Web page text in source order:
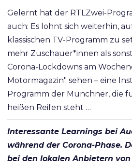
Gelernt hat der RTLZwei-
auch: Es lohnt sich weiterhin,
klassischen TV-Programm zu
mehr Zuschauer*innen als
Corona-Lockdowns am
Motormagazin" sehen – eine
Programm der Münchner, die
heißen Reifen steht …
Interessante Learnings bei
während der Corona-Phase.
bei den lokalen Anbietern